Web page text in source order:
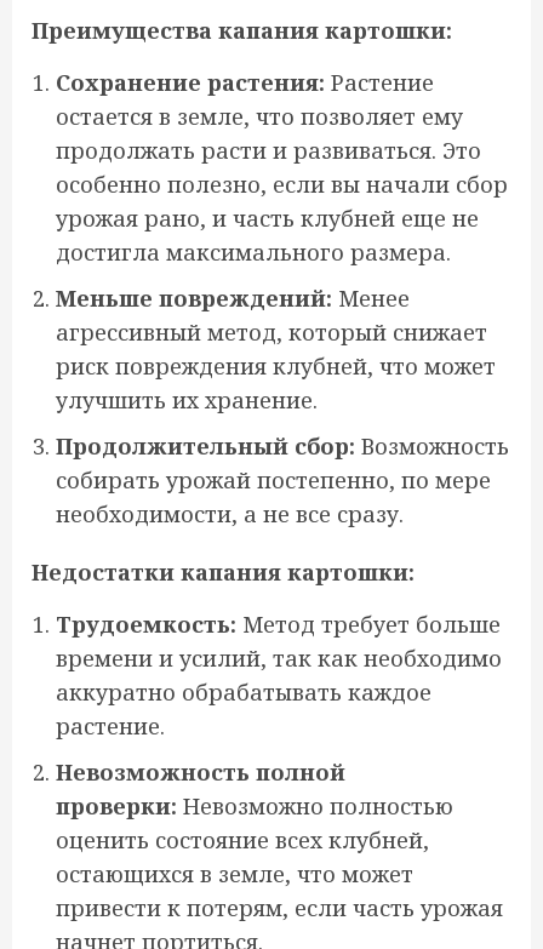
Преимущества капания картошки:
Сохранение растения: Растение
остается в земле, что позволяет ему
продолжать расти и развиваться. Это
особенно полезно, если вы начали сбор
урожая рано, и часть клубней еще не
достигла максимального размера.
Меньше повреждений: Менее
агрессивный метод, который снижает
риск повреждения клубней, что может
улучшить их хранение.
Продолжительный сбор: Возможность
собирать урожай постепенно, по мере
необходимости, а не все сразу.
Недостатки капания картошки:
Трудоемкость: Метод требует больше
времени и усилий, так как необходимо
аккуратно обрабатывать каждое
растение.
Невозможность полной
проверки: Невозможно полностью
оценить состояние всех клубней,
остающихся в земле, что может
привести к потерям, если часть урожая
начнет портиться.